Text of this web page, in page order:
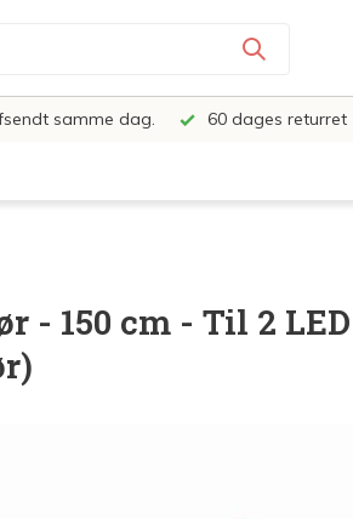
samme dag. 60 dages returret
- 150 cm - Til 2 LED